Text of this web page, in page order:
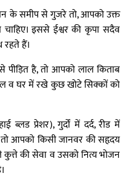
के समीप से गुजरे तो, आपको उक्त
इससे ईश्वर की कृपा सदैव
हैं।
है, तो आपको लाल किताब
व घर में रखे कुछ खोटे सिक्कों को
ब्लड प्रेशर), गुर्दों में दर्द, रीड में
आपको किसी जानवर की सहृदय
कुत्ते की सेवा व उसको नित्य भोजन